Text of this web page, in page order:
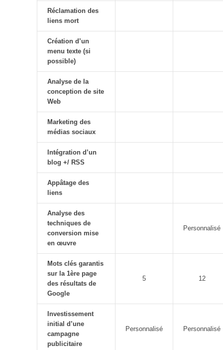
Réclamation des
liens mort
Création d’un
menu texte (si
possible)
Analyse de la
conception de site
Web
Marketing des
médias sociaux
Intégration d’un
blog +/ RSS
Appâtage des
liens
Analyse des
techniques de
conversion mise
en œuvre
Personnalisé
Mots clés garantis
sur la 1ère page
des résultats de
Google
5 12
Investissement
initial d’une
campagne
publicitaire
Personnalisé Personnalisé